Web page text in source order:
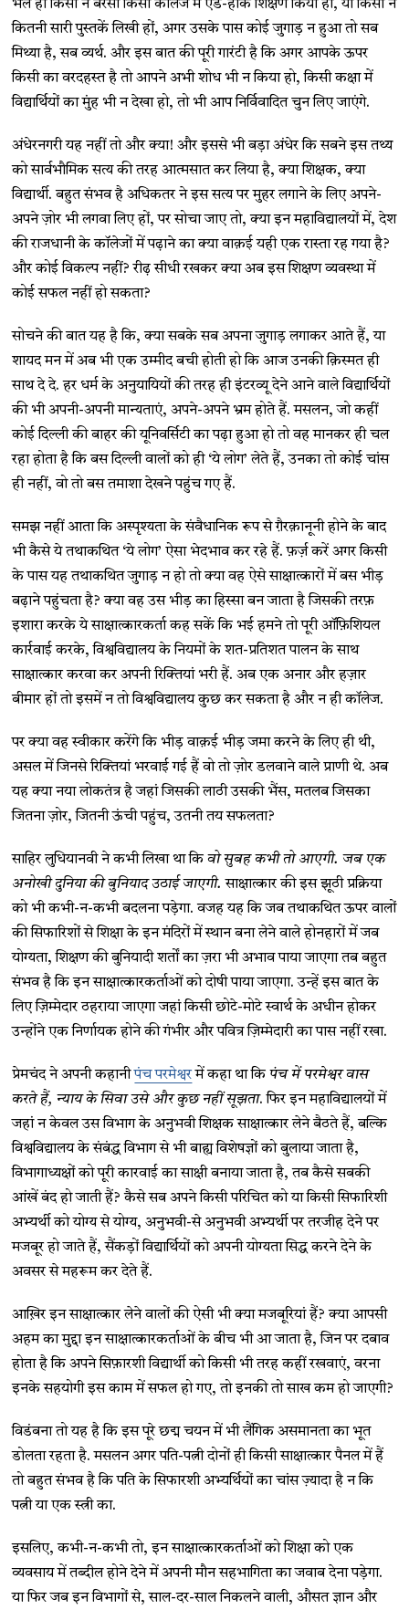
भले ही किसी ने बरसों किसी कॉलेज में एड-हॉक शिक्षण किया हो, या किसी ने
कितनी सारी पुस्तकें लिखी हों, अगर उसके पास कोई जुगाड़ न हुआ तो सब
मिथ्या है, सब व्यर्थ. और इस बात की पूरी गारंटी है कि अगर आपके ऊपर
किसी का वरदहस्त है तो आपने अभी शोध भी न किया हो, किसी कक्षा में
विद्यार्थियों का मुंह भी न देखा हो, तो भी आप निर्विवादित चुन लिए जाएंगे.
अंधेरनगरी यह नहीं तो और क्या! और इससे भी बड़ा अंधेर कि सबने इस तथ्य
को सार्वभौमिक सत्य की तरह आत्मसात कर लिया है, क्या शिक्षक, क्या
विद्यार्थी. बहुत संभव है अधिकतर ने इस सत्य पर मुहर लगाने के लिए अपने-
अपने ज़ोर भी लगवा लिए हों, पर सोचा जाए तो, क्या इन महाविद्यालयों में, देश
की राजधानी के कॉलेजों में पढ़ाने का क्या वाक़ई यही एक रास्ता रह गया है?
और कोई विकल्प नहीं? रीढ़ सीधी रखकर क्या अब इस शिक्षण व्यवस्था में
कोई सफल नहीं हो सकता?
सोचने की बात यह है कि, क्या सबके सब अपना जुगाड़ लगाकर आते हैं, या
शायद मन में अब भी एक उम्मीद बची होती हो कि आज उनकी क़िस्मत ही
साथ दे दे. हर धर्म के अनुयायियों की तरह ही इंटरव्यू देने आने वाले विद्यार्थियों
की भी अपनी-अपनी मान्यताएं, अपने-अपने भ्रम होते हैं. मसलन, जो कहीं
कोई दिल्ली की बाहर की यूनिवर्सिटी का पढ़ा हुआ हो तो वह मानकर ही चल
रहा होता है कि बस दिल्ली वालों को ही ‘ये लोग’ लेते हैं, उनका तो कोई चांस
ही नहीं, वो तो बस तमाशा देखने पहुंच गए हैं.
समझ नहीं आता कि अस्पृश्यता के संवैधानिक रूप से ग़ैरक़ानूनी होने के बाद
भी कैसे ये तथाकथित ‘ये लोग’ ऐसा भेदभाव कर रहे हैं. फ़र्ज़ करें अगर किसी
के पास यह तथाकथित जुगाड़ न हो तो क्या वह ऐसे साक्षात्कारों में बस भीड़
बढ़ाने पहुंचता है? क्या वह उस भीड़ का हिस्सा बन जाता है जिसकी तरफ़
इशारा करके ये साक्षात्कारकर्ता कह सकें कि भई हमने तो पूरी ऑफ़िशियल
कार्रवाई करके, विश्वविद्यालय के नियमों के शत-प्रतिशत पालन के साथ
साक्षात्कार करवा कर अपनी रिक्तियां भरी हैं. अब एक अनार और हज़ार
बीमार हों तो इसमें न तो विश्वविद्यालय कुछ कर सकता है और न ही कॉलेज.
पर क्या वह स्वीकार करेंगे कि भीड़ वाक़ई भीड़ जमा करने के लिए ही थी,
असल में जिनसे रिक्तियां भरवाई गई हैं वो तो ज़ोर डलवाने वाले प्राणी थे. अब
यह क्या नया लोकतंत्र है जहां जिसकी लाठी उसकी भैंस, मतलब जिसका
जितना ज़ोर, जितनी ऊंची पहुंच, उतनी तय सफलता?
साहिर लुधियानवी ने कभी लिखा था किवो सुबह कभी तो आएगी. जब एक
अनोखी दुनिया की बुनियाद उठाई जाएगी. साक्षात्कार की इस झूठी प्रक्रिया
को भी कभी-न-कभी बदलना पड़ेगा. वजह यह कि जब तथाकथित ऊपर वालों
की सिफारिशों से शिक्षा के इन मंदिरों में स्थान बना लेने वाले होनहारों में जब
योग्यता, शिक्षण की बुनियादी शर्तों का ज़रा भी अभाव पाया जाएगा तब बहुत
संभव है कि इन साक्षात्कारकर्ताओं को दोषी पाया जाएगा. उन्हें इस बात के
लिए ज़िम्मेदार ठहराया जाएगा जहां किसी छोटे-मोटे स्वार्थ के अधीन होकर
उन्होंने एक निर्णायक होने की गंभीर और पवित्र ज़िम्मेदारी का पास नहीं रखा.
प्रेमचंद ने अपनी कहानीपंच परमेश्वरमें कहा था किपंच में परमेश्वर वास
करते हैं, न्याय के सिवा उसे और कुछ नहीं सूझता. फिर इन महाविद्यालयों में
जहां न केवल उस विभाग के अनुभवी शिक्षक साक्षात्कार लेने बैठते हैं, बल्कि
विश्वविद्यालय के संबंद्ध विभाग से भी बाह्य विशेषज्ञों को बुलाया जाता है,
विभागाध्यक्षों को पूरी कारवाई का साक्षी बनाया जाता है, तब कैसे सबकी
आंखें बंद हो जाती हैं? कैसे सब अपने किसी परिचित को या किसी सिफारिशी
अभ्यर्थी को योग्य से योग्य, अनुभवी-से अनुभवी अभ्यर्थी पर तरजीह देने पर
मजबूर हो जाते हैं, सैंकड़ों विद्यार्थियों को अपनी योग्यता सिद्ध करने देने के
अवसर से महरूम कर देते हैं.
आख़िर इन साक्षात्कार लेने वालों की ऐसी भी क्या मजबूरियां हैं? क्या आपसी
अहम का मुद्दा इन साक्षात्कारकर्ताओं के बीच भी आ जाता है, जिन पर दबाव
होता है कि अपने सिफ़ारशी विद्यार्थी को किसी भी तरह कहीं रखवाएं, वरना
इनके सहयोगी इस काम में सफल हो गए, तो इनकी तो साख कम हो जाएगी?
विडंबना तो यह है कि इस पूरे छद्म चयन में भी लैंगिक असमानता का भूत
डोलता रहता है. मसलन अगर पति-पत्नी दोनों ही किसी साक्षात्कार पैनल में हैं
तो बहुत संभव है कि पति के सिफारशी अभ्यर्थियों का चांस ज़्यादा है न कि
पत्नी या एक स्त्री का.
इसलिए, कभी-न-कभी तो, इन साक्षात्कारकर्ताओं को शिक्षा को एक
व्यवसाय में तब्दील होने देने में अपनी मौन सहभागिता का जवाब देना पड़ेगा.
या फिर जब इन विभागों से, साल-दर-साल निकलने वाली, औसत ज्ञान और